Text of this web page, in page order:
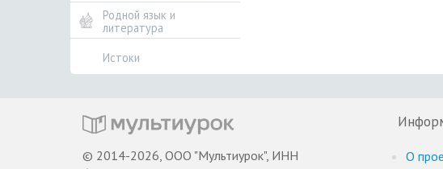
Родной язык и
литература
Истоки
© 2014-2026, ООО "Мультиурок", ИНН
О